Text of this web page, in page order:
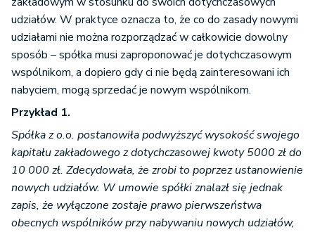
udziałów. W praktyce oznacza to, że co do zasady nowymi
udziałami nie można rozporządzać w całkowicie dowolny
sposób – spółka musi zaproponować je dotychczasowym
wspólnikom, a dopiero gdy ci nie będą zainteresowani ich
nabyciem, mogą sprzedać je nowym wspólnikom.
Przykład 1.
Spółka z o.o. postanowiła podwyższyć wysokość swojego
kapitału zakładowego z dotychczasowej kwoty 5000 zł do
10 000 zł. Zdecydowała, że zrobi to poprzez ustanowienie
nowych udziałów. W umowie spółki znalazł się jednak
zapis, że wyłączone zostaje prawo pierwszeństwa
obecnych wspólników przy nabywaniu nowych udziałów,